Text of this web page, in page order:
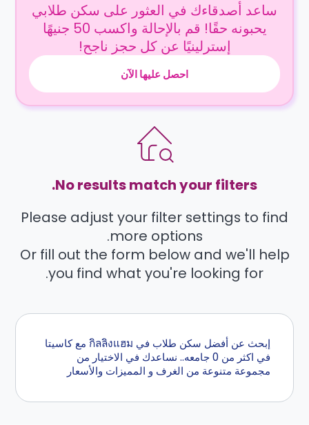
ساعد أصدقاءك في العثور على سكن طلابي
يحبونه حقًا! قم بالإحالة واكسب 50 جنيهًا
إسترلينيًا عن كل حجز ناجح!
احصل عليها الآن
No results match your filters.
Please adjust your filter settings to find
more options.
Or fill out the form below and we'll help
you find what you're looking for.
إبحث عن أفضل سكن طلاب في กิลลิงแฮม مع كاسيتا
في اكثر من 0 جامعه.. نساعدك في الاختيار من
مجموعة متنوعة من الغرف و المميزات والأسعار